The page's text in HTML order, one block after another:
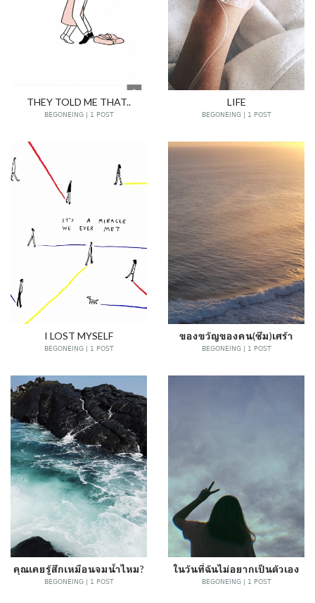
THEY TOLD ME THAT..
BEGONEING | 1 POST
LIFE
BEGONEING | 1 POST
I LOST MYSELF
BEGONEING | 1 POST
ของขวัญของคน(ซึม)เศร้า
BEGONEING | 1 POST
คุณเคยรู้สึกเหมือนจมน้ำไหม?
BEGONEING | 1 POST
ในวันที่ฉันไม่อยากเป็นตัวเอง
BEGONEING | 1 POST